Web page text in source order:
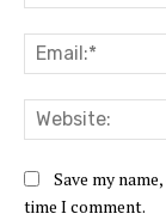
Save my
time I comment.